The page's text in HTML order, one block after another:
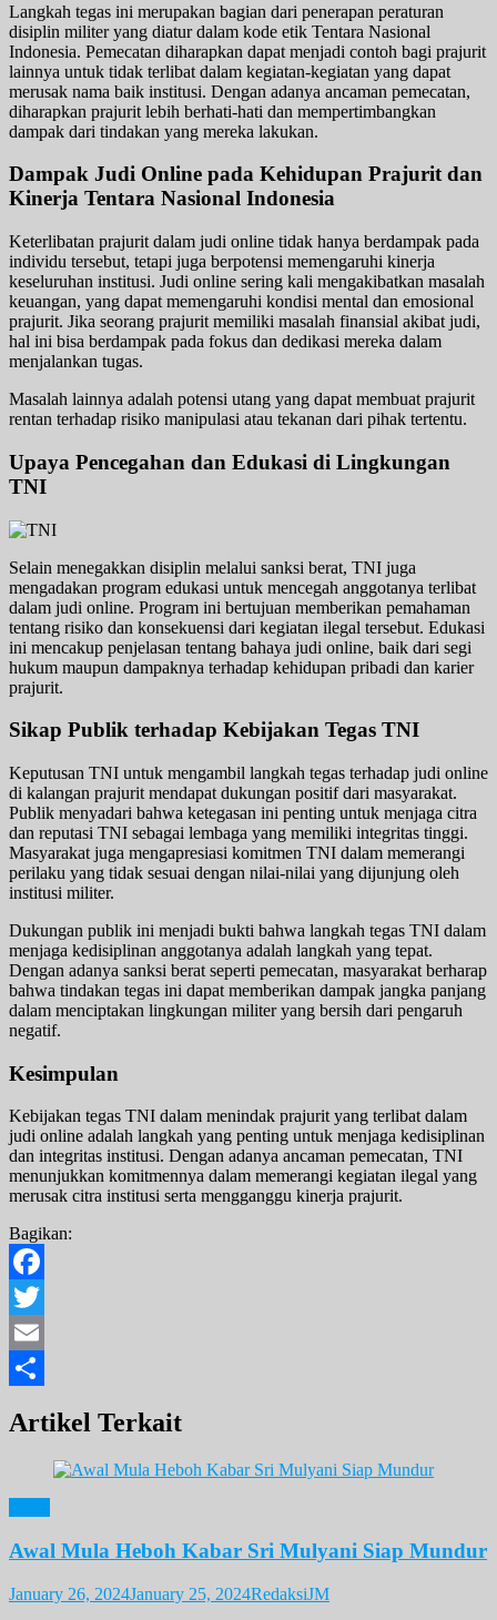
Langkah tegas ini merupakan bagian dari penerapan peraturan
disiplin militer yang diatur dalam kode etik Tentara Nasional
Indonesia. Pemecatan diharapkan dapat menjadi contoh bagi prajurit
lainnya untuk tidak terlibat dalam kegiatan-kegiatan yang dapat
merusak nama baik institusi. Dengan adanya ancaman pemecatan,
diharapkan prajurit lebih berhati-hati dan mempertimbangkan
dampak dari tindakan yang mereka lakukan.
Dampak Judi Online pada Kehidupan Prajurit dan
Kinerja Tentara Nasional Indonesia
Keterlibatan prajurit dalam judi online tidak hanya berdampak pada
individu tersebut, tetapi juga berpotensi memengaruhi kinerja
keseluruhan institusi. Judi online sering kali mengakibatkan masalah
keuangan, yang dapat memengaruhi kondisi mental dan emosional
prajurit. Jika seorang prajurit memiliki masalah finansial akibat judi,
hal ini bisa berdampak pada fokus dan dedikasi mereka dalam
menjalankan tugas.
Masalah lainnya adalah potensi utang yang dapat membuat prajurit
rentan terhadap risiko manipulasi atau tekanan dari pihak tertentu.
Upaya Pencegahan dan Edukasi di Lingkungan
TNI
Selain menegakkan disiplin melalui sanksi berat, TNI juga
mengadakan program edukasi untuk mencegah anggotanya terlibat
dalam judi online. Program ini bertujuan memberikan pemahaman
tentang risiko dan konsekuensi dari kegiatan ilegal tersebut. Edukasi
ini mencakup penjelasan tentang bahaya judi online, baik dari segi
hukum maupun dampaknya terhadap kehidupan pribadi dan karier
prajurit.
Sikap Publik terhadap Kebijakan Tegas TNI
Keputusan TNI untuk mengambil langkah tegas terhadap judi online
di kalangan prajurit mendapat dukungan positif dari masyarakat.
Publik menyadari bahwa ketegasan ini penting untuk menjaga citra
dan reputasi TNI sebagai lembaga yang memiliki integritas tinggi.
Masyarakat juga mengapresiasi komitmen TNI dalam memerangi
perilaku yang tidak sesuai dengan nilai-nilai yang dijunjung oleh
institusi militer.
Dukungan publik ini menjadi bukti bahwa langkah tegas TNI dalam
menjaga kedisiplinan anggotanya adalah langkah yang tepat.
Dengan adanya sanksi berat seperti pemecatan, masyarakat berharap
bahwa tindakan tegas ini dapat memberikan dampak jangka panjang
dalam menciptakan lingkungan militer yang bersih dari pengaruh
negatif.
Kesimpulan
Kebijakan tegas TNI dalam menindak prajurit yang terlibat dalam
judi online adalah langkah yang penting untuk menjaga kedisiplinan
dan integritas institusi. Dengan adanya ancaman pemecatan, TNI
menunjukkan komitmennya dalam memerangi kegiatan ilegal yang
merusak citra institusi serta mengganggu kinerja prajurit.
Bagikan:
Facebook
Twitter
Email
Artikel Terkait
Awal Mula Heboh Kabar Sri Mulyani Siap Mundur
January 26, 2024January 25, 2024RedaksiJM